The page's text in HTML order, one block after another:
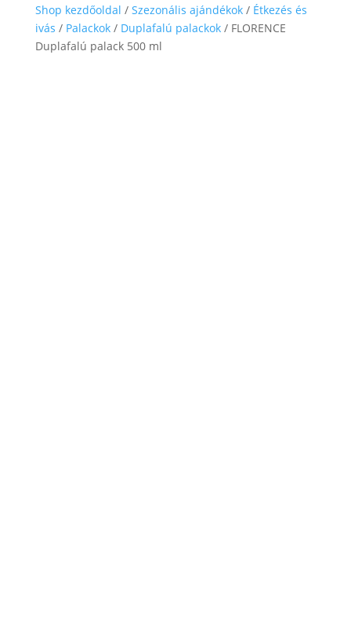
Shop kezdőoldal / Szezonális ajándékok/ Étkezés és
ivás / Palackok/ Duplafalú palackok/ FLORENCE
Duplafalú palack 500 ml